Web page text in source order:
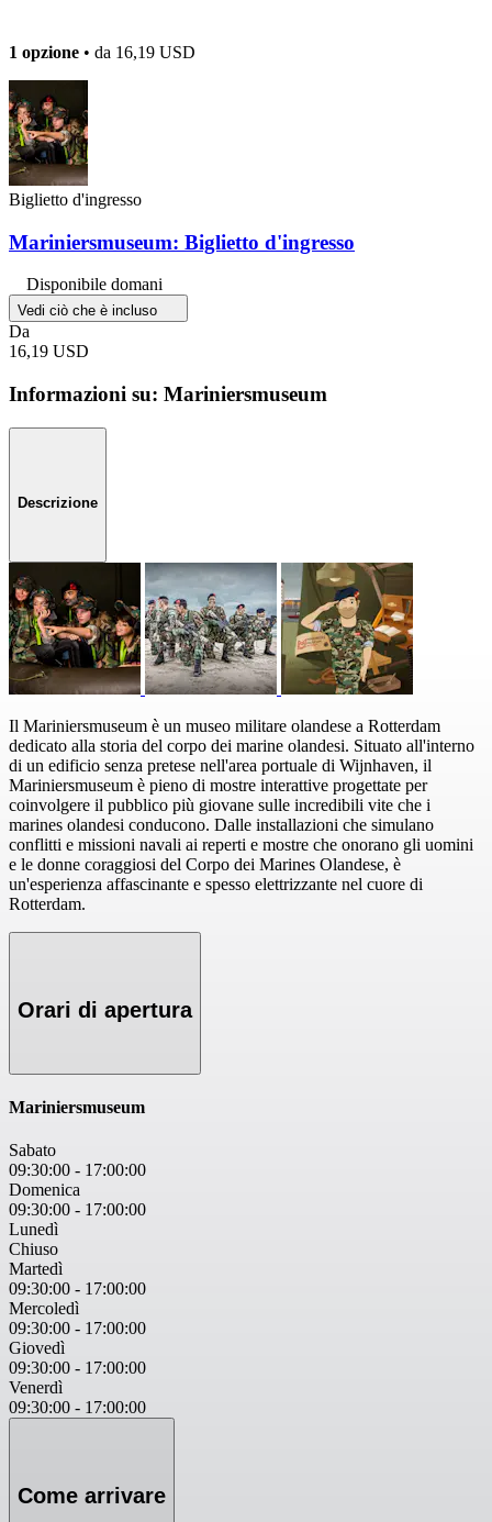
1 opzione • da 16,19 USD
Biglietto d'ingresso
Mariniersmuseum: Biglietto d'ingresso
Disponibile domani
Vedi ciò che è incluso
Da
16,19 USD
Informazioni su: Mariniersmuseum
Descrizione
Il Mariniersmuseum è un museo militare olandese a Rotterdam
dedicato alla storia del corpo dei marine olandesi. Situato all'interno
di un edificio senza pretese nell'area portuale di Wijnhaven, il
Mariniersmuseum è pieno di mostre interattive progettate per
coinvolgere il pubblico più giovane sulle incredibili vite che i
marines olandesi conducono. Dalle installazioni che simulano
conflitti e missioni navali ai reperti e mostre che onorano gli uomini
e le donne coraggiosi del Corpo dei Marines Olandese, è
un'esperienza affascinante e spesso elettrizzante nel cuore di
Rotterdam.
Orari di apertura
Mariniersmuseum
Sabato
09:30:00 - 17:00:00
Domenica
09:30:00 - 17:00:00
Lunedì
Chiuso
Martedì
09:30:00 - 17:00:00
Mercoledì
09:30:00 - 17:00:00
Giovedì
09:30:00 - 17:00:00
Venerdì
09:30:00 - 17:00:00
Come arrivare